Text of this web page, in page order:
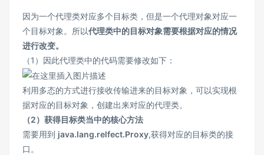
因为一个代理类对应多个目标类，但是一个代理对象对应一
个目标对象。所以代理类中的目标对象需要根据对应的情况
进行改变。
（1）因此代理类中的代码需要修改如下：
利用多态的方式进行接收传输进来的目标对象，可以实现根
据对应的目标对象，创建出来对应的代理类。
（2）获得目标类当中的核心方法
需要用到 java.lang.relfect.Proxy,获得对应的目标类的接
口。